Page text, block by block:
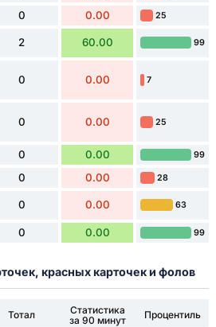
0 0.00 25
2 60.00 99
0 0.00 7
0 0.00 25
0 0.00 99
0 0.00 28
0 0.00 63
0 0.00 99
красных карточек и фолов
Тотал
Статистика
за 90 минут
Процентиль